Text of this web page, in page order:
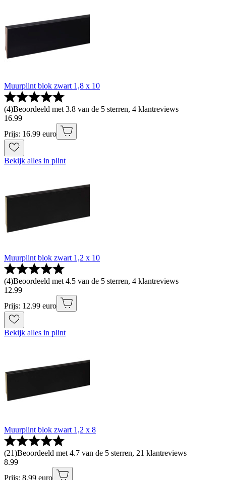
Muurplint blok zwart 1,8 x 10
(4)Beoordeeld met 3.8 van de 5 sterren, 4 klantreviews
16.99
Prijs: 16.99 euro
Bekijk alles in plint
Muurplint blok zwart 1,2 x 10
(4)Beoordeeld met 4.5 van de 5 sterren, 4 klantreviews
12.99
Prijs: 12.99 euro
Bekijk alles in plint
Muurplint blok zwart 1,2 x 8
(21)Beoordeeld met 4.7 van de 5 sterren, 21 klantreviews
8.99
Prijs: 8.99 euro